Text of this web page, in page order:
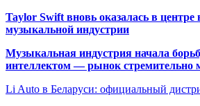
Taylor Swift вновь оказалась в
музыкальной индустрии
Музыкальная индустрия начала
интеллектом — рынок стремительно
Li Auto в Беларуси: официальный